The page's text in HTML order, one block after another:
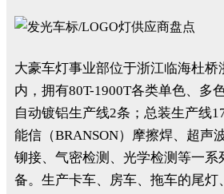
大豪车灯事业部位于浙江临海杜桥
内，拥有80T-1900T各类单色、多
自动镀铝生产线2条；总装生产线
能信（BRANSON）摩擦焊、超声
铆接、气密检测、光学检测等一系
备。生产卡车、房车、拖车的尾灯